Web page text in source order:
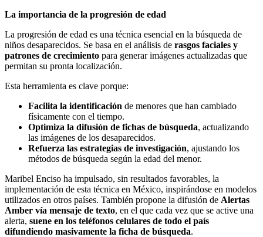
La importancia de la progresión de edad
La progresión de edad es una técnica esencial en la búsqueda de
niños desaparecidos. Se basa en el análisis de rasgos faciales y
patrones de crecimiento para generar imágenes actualizadas que
permitan su pronta localización.
Esta herramienta es clave porque:
Facilita la identificación de menores que han cambiado
físicamente con el tiempo.
Optimiza la difusión de fichas de búsqueda, actualizando
las imágenes de los desaparecidos.
Refuerza las estrategias de investigación, ajustando los
métodos de búsqueda según la edad del menor.
Maribel Enciso ha impulsado, sin resultados favorables, la
implementación de esta técnica en México, inspirándose en modelos
utilizados en otros países. También propone la difusión de Alertas
Amber vía mensaje de texto, en el que cada vez que se active una
alerta, suene en los teléfonos celulares de todo el país
difundiendo masivamente la ficha de búsqueda.